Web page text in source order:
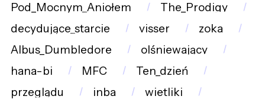
Pod_Mocnym_Aniołem
The_Prodigy
decydujące_starcie
visser
zoka
Albus_Dumbledore
olśniewający
hana-bi
MFC
Ten_dzień
przeglądu
inba
wietliki